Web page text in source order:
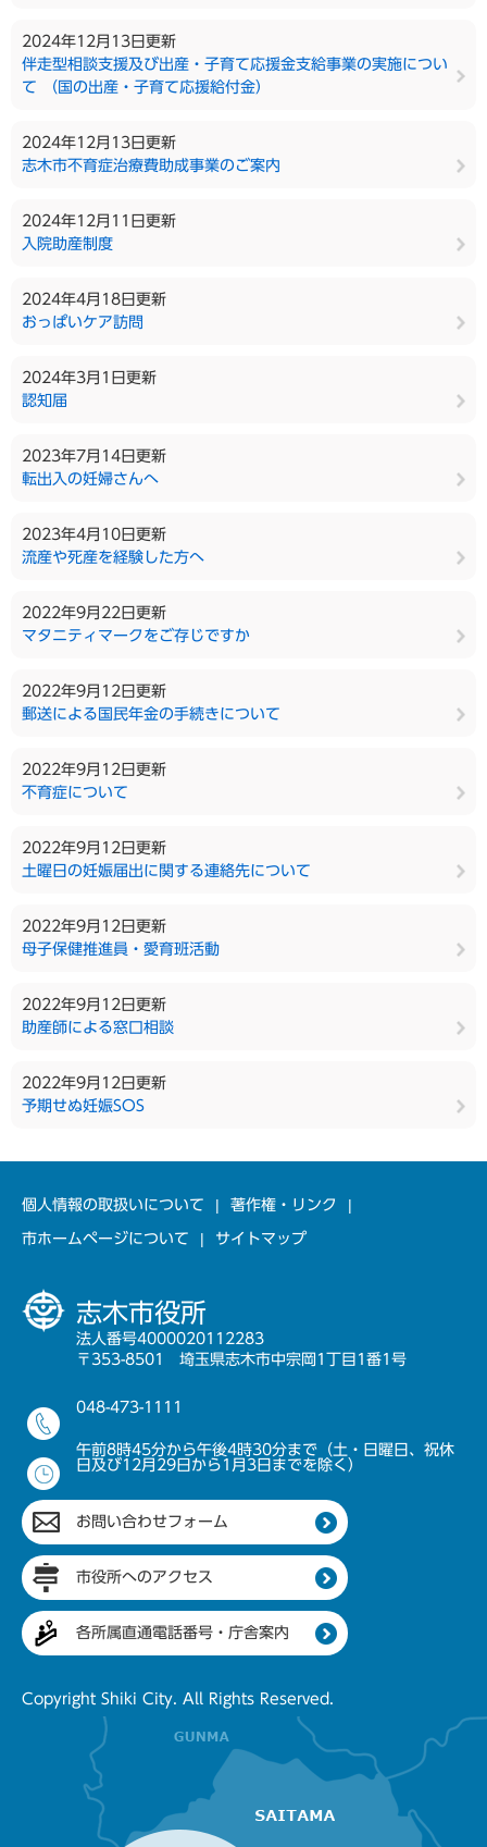
2024年12月13日更新
伴走型相談支援及び出産・子育て応援金支給事業の実施につい
て （国の出産・子育て応援給付金）
2024年12月13日更新
志木市不育症治療費助成事業のご案内
2024年12月11日更新
入院助産制度
2024年4月18日更新
おっぱいケア訪問
2024年3月1日更新
認知届
2023年7月14日更新
転出入の妊婦さんへ
2023年4月10日更新
流産や死産を経験した方へ
2022年9月22日更新
マタニティマークをご存じですか
2022年9月12日更新
郵送による国民年金の手続きについて
2022年9月12日更新
不育症について
2022年9月12日更新
土曜日の妊娠届出に関する連絡先について
2022年9月12日更新
母子保健推進員・愛育班活動
2022年9月12日更新
助産師による窓口相談
2022年9月12日更新
予期せぬ妊娠SOS
個人情報の取扱いについて 著作権・リンク
市ホームページについて サイトマップ
志木市役所
法人番号4000020112283
〒353-8501 埼玉県志木市中宗岡1丁目1番1号
048-473-1111
午前8時45分から午後4時30分まで（土・日曜日、祝休
日及び12月29日から1月3日までを除く）
お問い合わせフォーム
市役所へのアクセス
各所属直通電話番号・庁舎案内
Copyright Shiki City. All Rights Reserved.